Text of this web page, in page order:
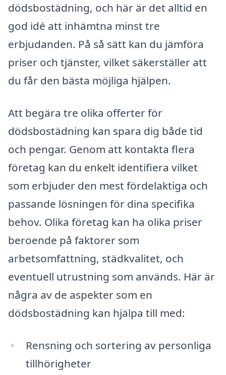
dödsbostädning, och här är det alltid en
god idé att inhämtna minst tre
erbjudanden. På så sätt kan du jämföra
priser och tjänster, vilket säkerställer att
du får den bästa möjliga hjälpen.
Att begära tre olika offerter för
dödsbostädning kan spara dig både tid
och pengar. Genom att kontakta flera
företag kan du enkelt identifiera vilket
som erbjuder den mest fördelaktiga och
passande lösningen för dina specifika
behov. Olika företag kan ha olika priser
beroende på faktorer som
arbetsomfattning, städkvalitet, och
eventuell utrustning som används. Här är
några av de aspekter som en
dödsbostädning kan hjälpa till med:
Rensning och sortering av personliga
tillhörigheter